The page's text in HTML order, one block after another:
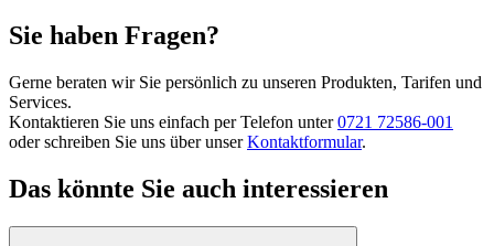
Sie haben Fragen?
Gerne beraten wir Sie persönlich zu unseren Produkten, Tarifen und
Services.
Kontaktieren Sie uns einfach per Telefon unter0721 72586-001
oder schreiben Sie uns über unserKontaktformular.
Das könnte Sie auch interessieren